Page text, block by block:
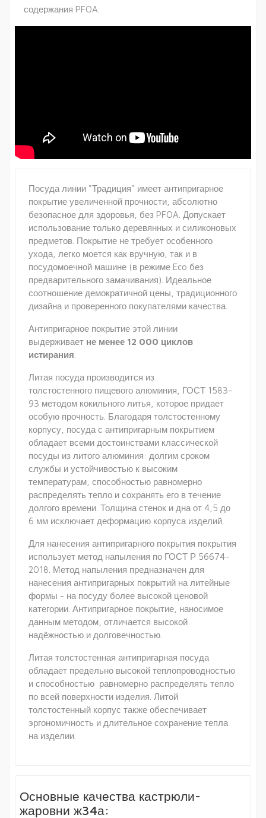
содержания PFOA.
Посуда линии "Традиция" имеет антипригарное
покрытие увеличенной прочности, абсолютно
безопасное для здоровья, без PFOA. Допускает
использование только деревянных и силиконовых
предметов. Покрытие не требует особенного
ухода, легко моется как вручную, так и в
посудомоечной машине (в режиме Eco без
предварительного замачивания). Идеальное
соотношение демократичной цены, традиционного
дизайна и проверенного покупателями качества.
Антипригарное покрытие этой линии
выдерживает не менее 12 000 циклов
истирания
Литая посуда производится из
толстостенного пищевого алюминия, ГОСТ 1583-
93 методом кокильного литья, которое придает
особую прочность. Благодаря толстостенному
корпусу, посуда с антипригарным покрытием
обладает всеми достоинствами классической
посуды из литого алюминия: долгим сроком
службы и устойчивостью к высоким
температурам, способностью равномерно
распределять тепло и сохранять его в течение
долгого времени. Толщина стенок и дна от 4,5 до
6 мм исключает деформацию корпуса изделий.
Для нанесения антипригарного покрытия покрытия
использует метод напыления по ГОСТ Р 56674-
2018. Метод напыления предназначен для
нанесения антипригарных покрытий на литейные
формы - на посуду более высокой ценовой
категории. Антипригарное покрытие, наносимое
данным методом, отличается высокой
надёжностью и долговечностью.
Литая толстостенная антипригарная посуда
обладает предельно высокой теплопроводностью
и способностью равномерно распределять тепло
по всей поверхности изделия. Литой
толстостенный корпус также обеспечивает
эргономичность и длительное сохранение тепла
на изделии.
Основные качества кастрюли-
жаровни ж34а: